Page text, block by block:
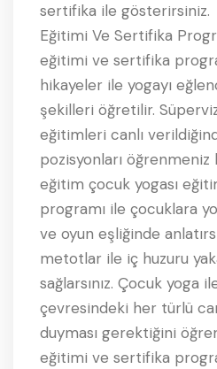
sertifika ile gösterirsiniz.
Eğitimi Ve Sertifika
eğitimi ve sertifika
hikayeler ile yogayı
şekilleri öğretilir.
eğitimleri canlı
pozisyonları öğrenmeniz
eğitim çocuk yogası
programı ile çocuklara
ve oyun eşliğinde
metotlar ile iç huzuru
sağlarsınız. Çocuk yoga
çevresindeki her türlü
duyması gerektiğini
eğitimi ve sertifika